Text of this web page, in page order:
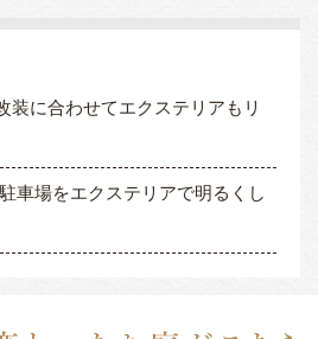
装に合わせてエクステリアもリ
車場をエクステリアで明るくし